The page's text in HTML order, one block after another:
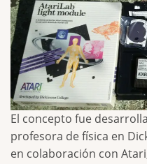
El concepto fue
profesora de física en
en colaboración con